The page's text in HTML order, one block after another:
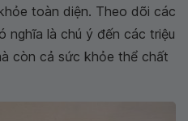
toàn diện. Theo dõi các
nghĩa là chú ý đến các triệu
còn cả sức khỏe thể chất